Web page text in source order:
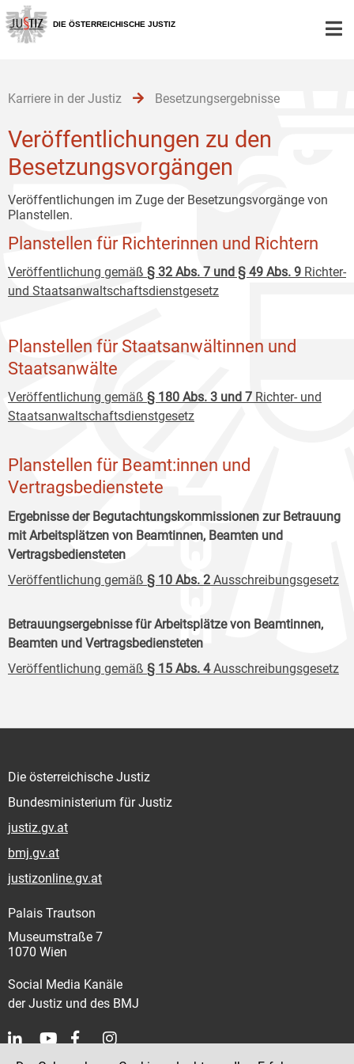
Zur
Hauptnavigation
[1]
Zum
Inhalt
[2]
Zum
Untermenü
[3]
DIE ÖSTERREICHISCHE JUSTIZ
Karriere in der Justiz Besetzungsergebnisse
Veröffentlichungen zu den
Besetzungsvorgängen
Veröffentlichungen im Zuge der Besetzungsvorgänge von
Planstellen.
Planstellen für Richterinnen und Richtern
Veröffentlichung gemäß § 32 Abs. 7 und § 49 Abs. 9 Richter-
und Staatsanwaltschaftsdienstgesetz
Planstellen für Staatsanwältinnen und
Staatsanwälte
Veröffentlichung gemäß § 180 Abs. 3 und 7 Richter- und
Staatsanwaltschaftsdienstgesetz
Planstellen für Beamt:innen und
Vertragsbedienstete
Ergebnisse der Begutachtungskommissionen zur Betrauung
mit Arbeitsplätzen von Beamtinnen, Beamten und
Vertragsbediensteten
Veröffentlichung gemäß § 10 Abs. 2 Ausschreibungsgesetz
Betrauungsergebnisse für Arbeitsplätze von Beamtinnen,
Beamten und Vertragsbediensteten
Veröffentlichung gemäß § 15 Abs. 4Ausschreibungsgesetz
Die österreichische Justiz
Bundesministerium für Justiz
justiz.gv.at
bmj.gv.at
justizonline.gv.at
Palais Trautson
Museumstraße 7
1070 Wien
Social Media Kanäle
der Justiz und des BMJ